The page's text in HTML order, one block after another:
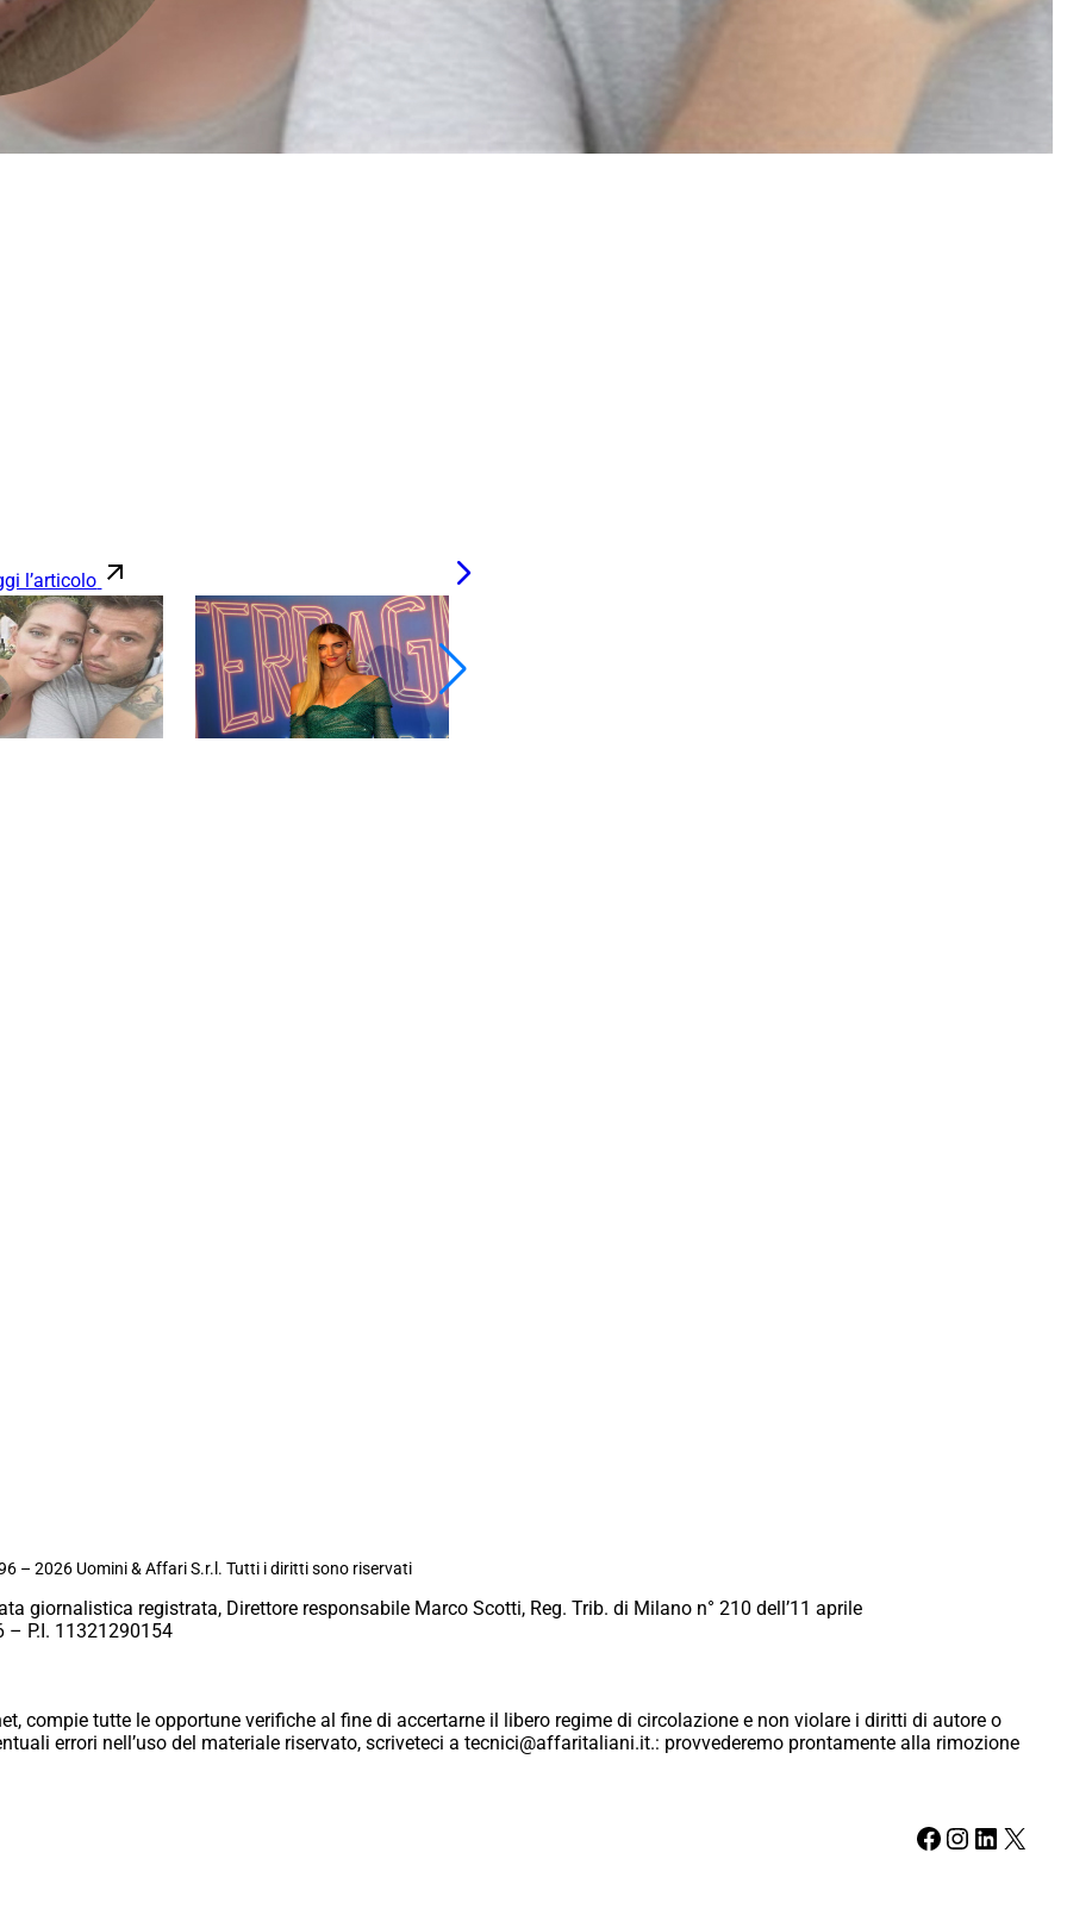
l’articolo
Wise Equity investe in E-Pharma
Trento e punta sulla crescita
europea nel Consumer Health
– 2026 Uomini & Affari S.r.l. Tutti i diritti sono riservati
giornalistica registrata, Direttore responsabile Marco Scotti, Reg. Trib. di Milano n° 210 dell’11 aprile
– P.I. 11321290154
compie tutte le opportune verifiche al fine di accertarne il libero regime di circolazione e non violare i diritti di autore o
errori nell’uso del materiale riservato, scriveteci a tecnici@affaritaliani.it.: provvederemo prontamente alla rimozione
Facebook Instagram LinkedIn X